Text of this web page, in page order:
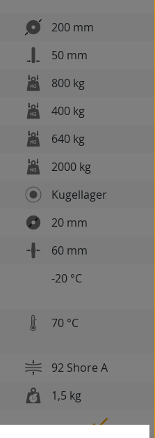
200 mm
50 mm
800 kg
400 kg
640 kg
2000 kg
Kugellager
20 mm
60 mm
-20 °C
70 °C
92 Shore A
1,5 kg